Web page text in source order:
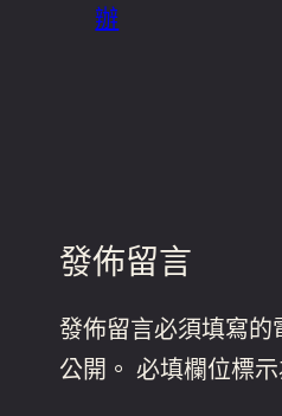
辦
發佈留言
發佈留言必須填寫
公開。 必填欄位標